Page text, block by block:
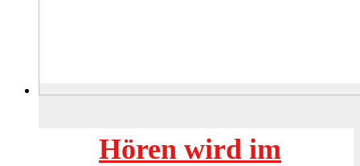
Hören wird im